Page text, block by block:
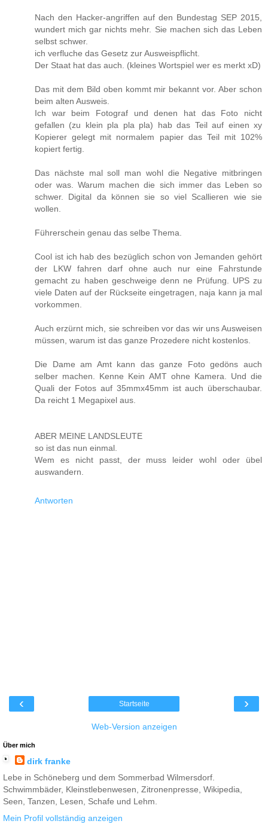
Nach den Hacker-angriffen auf den Bundestag SEP 2015,
wundert mich gar nichts mehr. Sie machen sich das Leben
selbst schwer.
ich verfluche das Gesetz zur Ausweispflicht.
Der Staat hat das auch. (kleines Wortspiel wer es merkt xD)
Das mit dem Bild oben kommt mir bekannt vor. Aber schon
beim alten Ausweis.
Ich war beim Fotograf und denen hat das Foto nicht
gefallen (zu klein pla pla pla) hab das Teil auf einen xy
Kopierer gelegt mit normalem papier das Teil mit 102%
kopiert fertig.
Das nächste mal soll man wohl die Negative mitbringen
oder was. Warum machen die sich immer das Leben so
schwer. Digital da können sie so viel Scallieren wie sie
wollen.
Führerschein genau das selbe Thema.
Cool ist ich hab des bezüglich schon von Jemanden gehört
der LKW fahren darf ohne auch nur eine Fahrstunde
gemacht zu haben geschweige denn ne Prüfung. UPS zu
viele Daten auf der Rückseite eingetragen, naja kann ja mal
vorkommen.
Auch erzürnt mich, sie schreiben vor das wir uns Ausweisen
müssen, warum ist das ganze Prozedere nicht kostenlos.
Die Dame am Amt kann das ganze Foto gedöns auch
selber machen. Kenne Kein AMT ohne Kamera. Und die
Quali der Fotos auf 35mmx45mm ist auch überschaubar.
Da reicht 1 Megapixel aus.
ABER MEINE LANDSLEUTE
so ist das nun einmal.
Wem es nicht passt, der muss leider wohl oder übel
auswandern.
Antworten
‹ ›
Startseite
Web-Version anzeigen
Über mich
dirk franke
Lebe in Schöneberg und dem Sommerbad Wilmersdorf.
Schwimmbäder, Kleinstlebenwesen, Zitronenpresse, Wikipedia,
Seen, Tanzen, Lesen, Schafe und Lehm.
Mein Profil vollständig anzeigen